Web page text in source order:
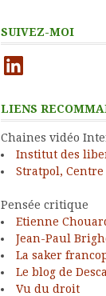
SUIVEZ-MOI
LinkedIn
LIENS
Chaines vidéo
Institut des
Stratpol,
Pensée critique
Etienne
Jean-Paul
La saker
Le blog de
Vu du droit